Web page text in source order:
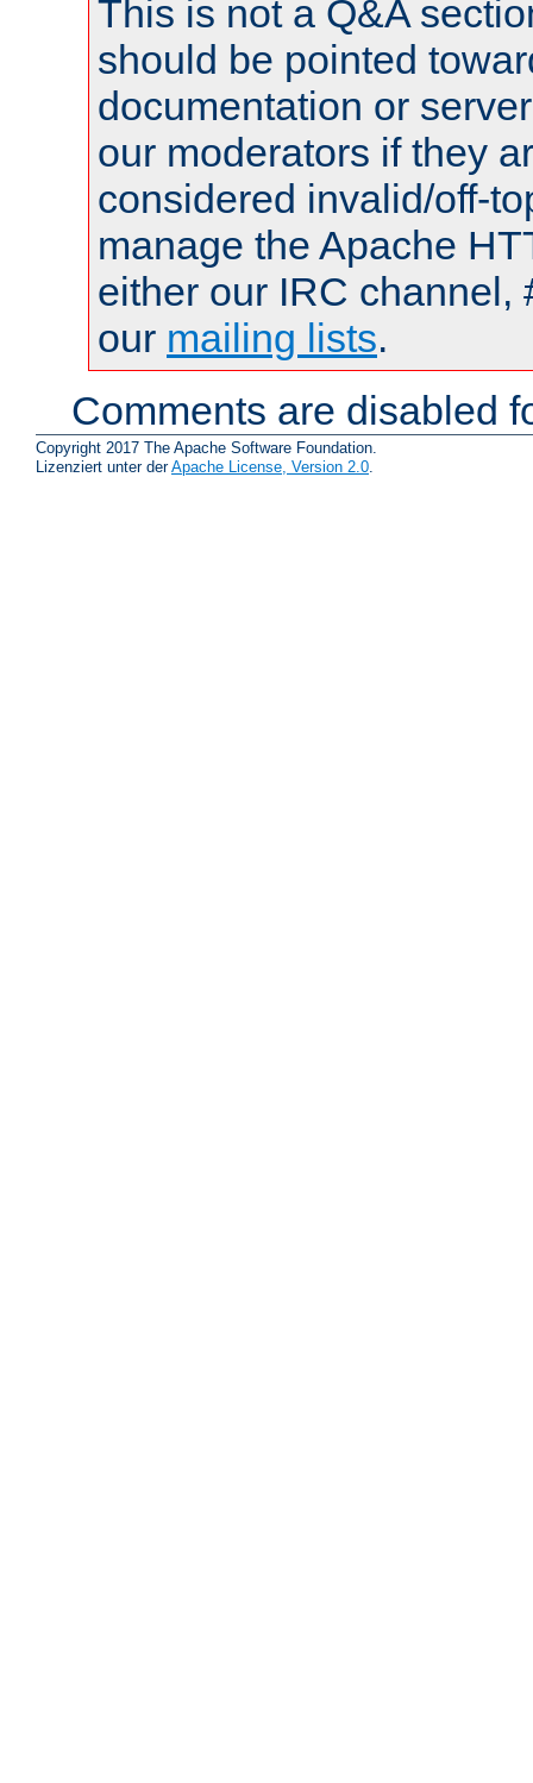
This is not a Q&A
should be pointed
documentation or
our moderators if they
considered invalid/off-
manage the Apache
either our IRC channel,
our mailing lists.
Comments are disabled
Copyright 2017 The Apache Software Foundation.
Lizenziert unter derApache License, Version 2.0.